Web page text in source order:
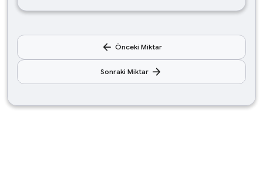
arrow_back Önceki Miktar
Sonraki Miktar arrow_forward